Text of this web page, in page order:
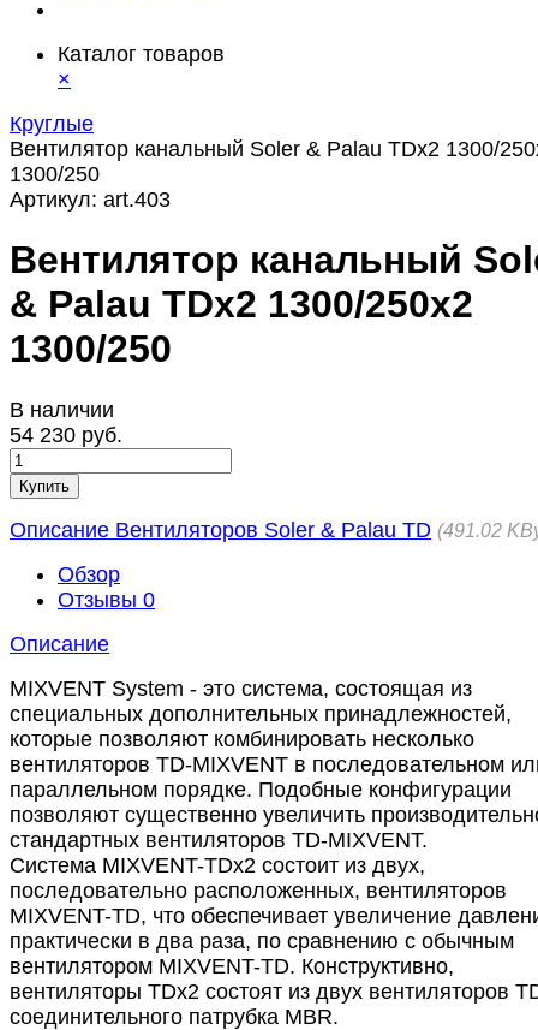
Каталог товаров
×
Круглые
Вентилятор канальный Soler & Palau TDx2 1300/
1300/250
Артикул: art.403
Вентилятор канальный
& Palau TDx2 1300/250х2
1300/250
В наличии
54 230 руб.
Купить
Описание Вентиляторов Soler & Palau TD 491.02
Обзор
Отзывы 0
Описание
MIXVENT System - это система, состоящая из
специальных дополнительных принадлежностей,
которые позволяют комбинировать несколько
вентиляторов TD-MIXVENT в последовательном
параллельном порядке. Подобные конфигурации
позволяют существенно увеличить
стандартных вентиляторов TD-MIXVENT.
Система MIXVENT-TDx2 состоит из двух,
последовательно расположенных, вентиляторов
MIXVENT-TD, что обеспечивает увеличение
практически в два раза, по сравнению с обычным
вентилятором MIXVENT-TD. Конструктивно,
вентиляторы TDx2 состоят из двух вентиляторов
соединительного патрубка MBR.